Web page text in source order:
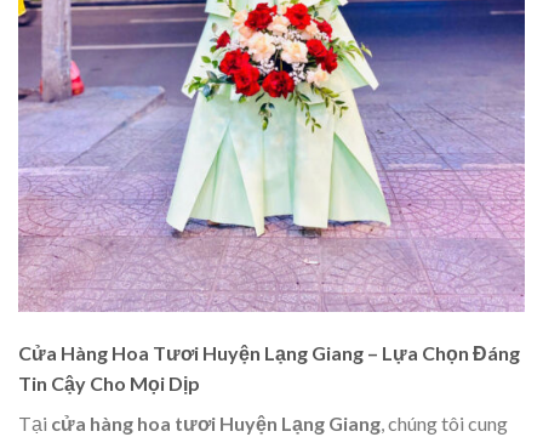
Cửa Hàng Hoa Tươi Huyện Lạng Giang – Lựa Chọn Đáng
Tin Cậy Cho Mọi Dịp
Tại cửa hàng hoa tươi Huyện Lạng Giang, chúng tôi cung